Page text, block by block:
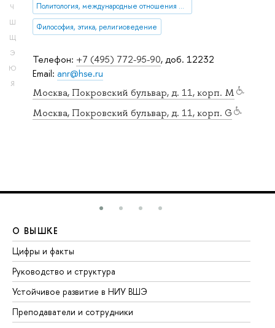
Ч
Ш
Щ
Э
Ю
Я
Телефон: +7 (495) 772-95-90, доб. 12232
Email: anr@hse.ru
Москва, Покровский бульвар, д. 11, корп. M
Москва, Покровский бульвар, д. 11, корп. G
Политология, международные отношения и ГМУ
Философия, этика, религиоведение
О ВЫШКЕ
Цифры и факты
Руководство и структура
Устойчивое развитие в НИУ ВШЭ
Преподаватели и сотрудники